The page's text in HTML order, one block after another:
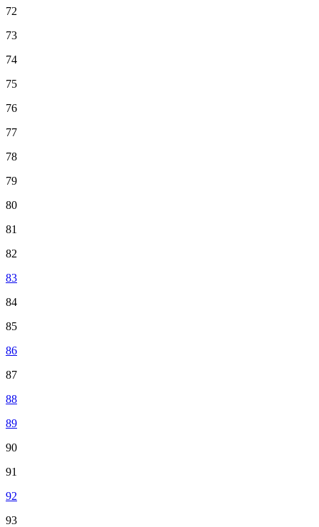
72
73
74
75
76
77
78
79
80
81
82
83
84
85
86
87
88
89
90
91
92
93